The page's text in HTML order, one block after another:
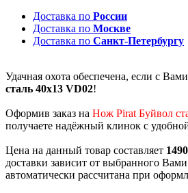
Доставка по России
Доставка по Москве
Доставка по Санкт-Петербургу
Удачная охота обеспечена, если с Вами
сталь 40х13 VD02!
Оформив заказ на Нож Pirat Буйвол
получаете надёжный клинок с
Цена на данный товар составляет
доставки зависит от выбранного
автоматически рассчитана при